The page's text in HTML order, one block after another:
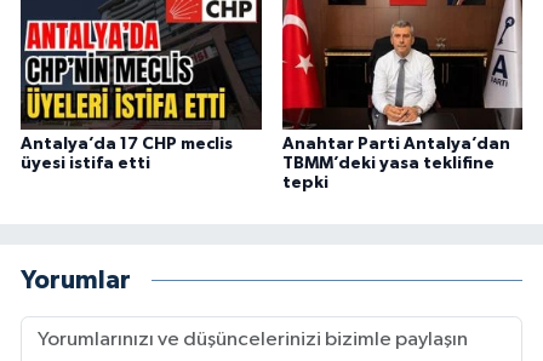
Antalya’da 17 CHP meclis
üyesi istifa etti
Anahtar Parti Antalya’dan
TBMM’deki yasa teklifine
tepki
Yorumlar